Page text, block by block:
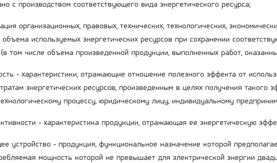
с производством соответствующего вида энергетического ресурса;
организационных, правовых, технических, технологических,
используемых энергетических ресурсов при сохранении
том числе объема произведенной продукции, выполненных работ,
- характеристики, отражающие отношение полезного эффекта от
энергетических ресурсов, произведенным в целях получения такого
процессу, юридическому лицу, индивидуальному
- характеристика продукции, отражающая ее энергетическую
устройство - продукция, функциональное назначение которой
мощность которой не превышает для электрической энергии